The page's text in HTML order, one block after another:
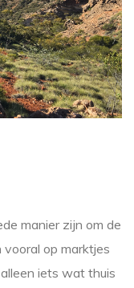
manier zijn om de
op marktjes
iets wat thuis